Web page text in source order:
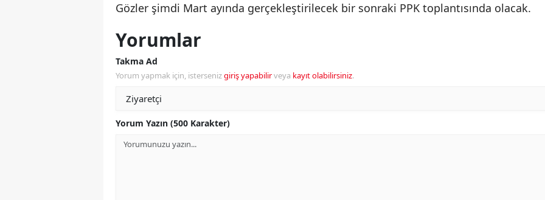
Gözler şimdi Mart ayında gerçekleştirilecek bir sonraki PPK toplantısında olacak.
Yorumlar
Takma Ad
Yorum yapmak için, istersenizgiriş yapabilirveya kayıt olabilirsiniz.
Yorum Yazın (500 Karakter)